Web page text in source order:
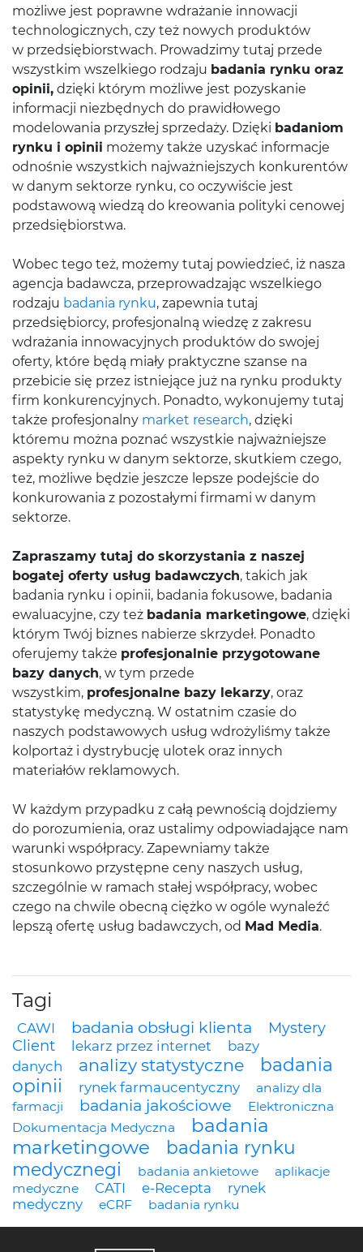
możliwe jest poprawne wdrażanie innowacji
technologicznych, czy też nowych produktów
w przedsiębiorstwach. Prowadzimy tutaj przede
wszystkim wszelkiego rodzaju badania rynku oraz
opinii, dzięki którym możliwe jest pozyskanie
informacji niezbędnych do prawidłowego
modelowania przyszłej sprzedaży. Dzięki badaniom
rynku i opinii możemy także uzyskać informacje
odnośnie wszystkich najważniejszych konkurentów
w danym sektorze rynku, co oczywiście jest
podstawową wiedzą do kreowania polityki cenowej
przedsiębiorstwa.
Wobec tego też, możemy tutaj powiedzieć, iż nasza
agencja badawcza, przeprowadzając wszelkiego
rodzaju badania rynku, zapewnia tutaj
przedsiębiorcy, profesjonalną wiedzę z zakresu
wdrażania innowacyjnych produktów do swojej
oferty, które będą miały praktyczne szanse na
przebicie się przez istniejące już na rynku produkty
firm konkurencyjnych. Ponadto, wykonujemy tutaj
także profesjonalny market research, dzięki
któremu można poznać wszystkie najważniejsze
aspekty rynku w danym sektorze, skutkiem czego,
też, możliwe będzie jeszcze lepsze podejście do
konkurowania z pozostałymi firmami w danym
sektorze.
Zapraszamy tutaj do skorzystania z naszej
bogatej oferty usług badawczych, takich jak
badania rynku i opinii, badania fokusowe, badania
ewaluacyjne, czy też badania marketingowe, dzięki
którym Twój biznes nabierze skrzydeł. Ponadto
oferujemy także profesjonalnie przygotowane
bazy danych, w tym przede
wszystkim, profesjonalne bazy lekarzy, oraz
statystykę medyczną. W ostatnim czasie do
naszych podstawowych usług wdrożyliśmy także
kolportaż i dystrybucję ulotek oraz innych
materiałów reklamowych.
W każdym przypadku z całą pewnością dojdziemy
do porozumienia, oraz ustalimy odpowiadające nam
warunki współpracy. Zapewniamy także
stosunkowo przystępne ceny naszych usług,
szczególnie w ramach stałej współpracy, wobec
czego na chwile obecną ciężko w ogóle wynaleźć
lepszą ofertę usług badawczych, od Mad Media.
Tagi
CAWI badania obsługi klienta
Mystery
Client
lekarz przez internet
bazy
danych
analizy statystyczne
badania
opinii
rynek farmaucentyczny
analizy dla
farmacji
badania jakościowe
Elektroniczna
Dokumentacja Medyczna
badania
marketingowe
badania rynku
medycznegi
badania ankietowe
aplikacje
medyczne
CATI e-Recepta
rynek
medyczny
eCRF badania rynku